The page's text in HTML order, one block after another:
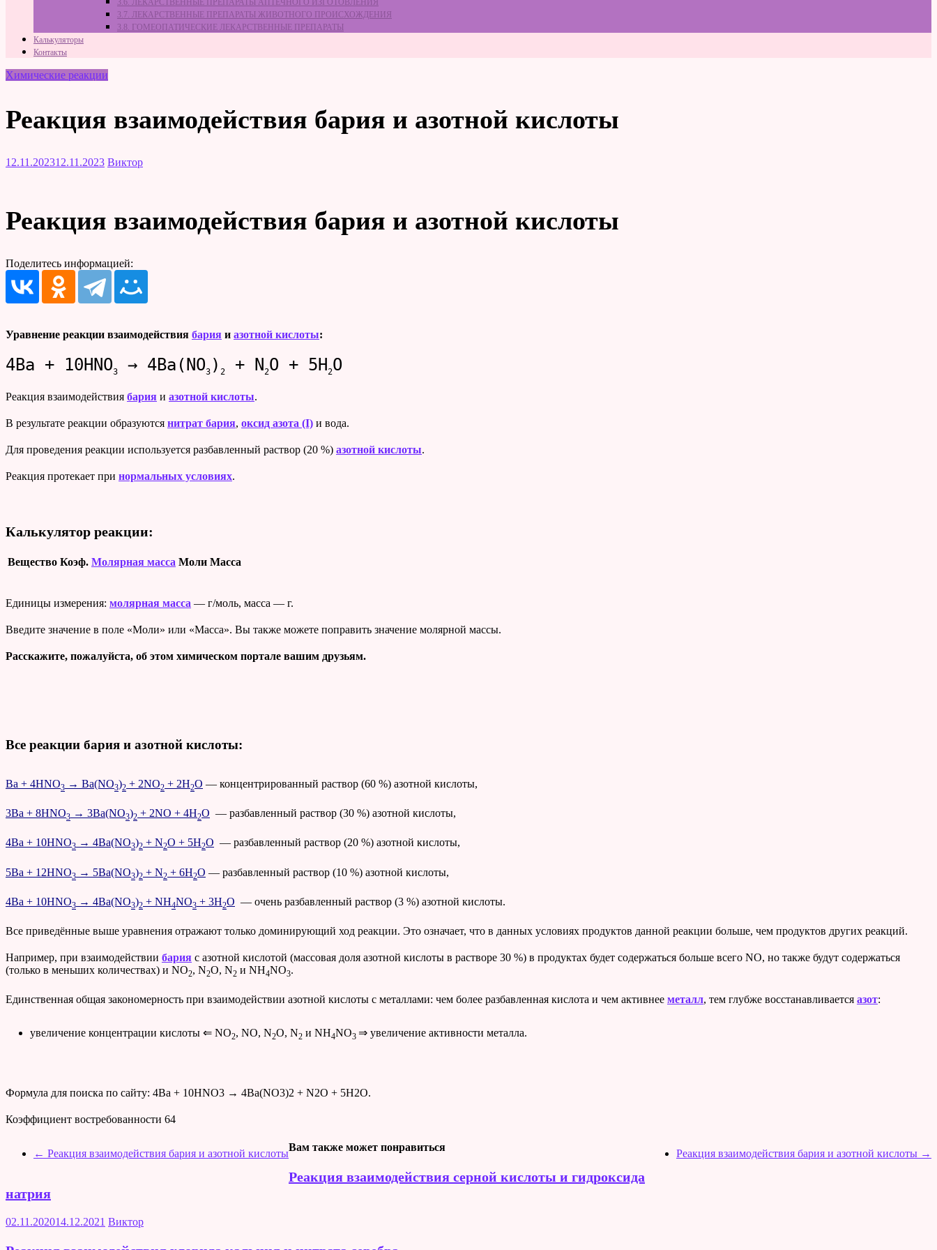
3.6. ЛЕКАРСТВЕННЫЕ ПРЕПАРАТЫ АПТЕЧНОГО ИЗГОТОВЛЕНИЯ
3.7. ЛЕКАРСТВЕННЫЕ ПРЕПАРАТЫ ЖИВОТНОГО ПРОИСХОЖДЕНИЯ
3.8. ГОМЕОПАТИЧЕСКИЕ ЛЕКАРСТВЕННЫЕ ПРЕПАРАТЫ
Калькуляторы
Контакты
Химические реакции
Реакция взаимодействия бария и азотной кислоты
12.11.202312.11.2023 Виктор
Реакция взаимодействия бария и азотной кислоты
Поделитесь информацией:
Уравнение реакции взаимодействия бария и азотной кислоты:
4Ba + 10HNO3 → 4Ba(NO3 ) 2 + N 2O + 5H 2O
Реакция взаимодействия бария и азотной кислоты.
В результате реакции образуются нитрат бария, оксид азота (I) и вода.
Для проведения реакции используется разбавленный раствор (20 %) азотной кислоты.
Реакция протекает при нормальных условиях.
Калькулятор реакции:
Вещество Коэф. Молярная масса Моли Масса
Единицы измерения: молярная масса — г/моль, масса — г.
Введите значение в поле «Моли» или «Масса». Вы также можете поправить значение молярной массы.
Расскажите, пожалуйста, об этом химическом портале вашим друзьям.
Все реакции бария и азотной кислоты:
Ba + 4HNO3 → Ba(NO3)2 + 2NO2 + 2H2O — концентрированный раствор (60 %) азотной кислоты,
3Ba + 8HNO3 → 3Ba(NO3)2 + 2NO + 4H2O — разбавленный раствор (30 %) азотной кислоты,
4Ba + 10HNO3 → 4Ba(NO3)2 + N2O + 5H2O — разбавленный раствор (20 %) азотной кислоты,
5Ba + 12HNO3 → 5Ba(NO3)2 + N2 + 6H2O — разбавленный раствор (10 %) азотной кислоты,
4Ba + 10HNO3 → 4Ba(NO3)2 + NH4NO3 + 3H2O — очень разбавленный раствор (3 %) азотной кислоты.
Все приведённые выше уравнения отражают только доминирующий ход реакции. Это означает, что в данных условиях продуктов данной реакции больше, чем продуктов других реакций.
Например, при взаимодействии бария с азотной кислотой (массовая доля азотной кислоты в растворе 30 %) в продуктах будет содержаться больше всего NO, но также будут содержаться
(только в меньших количествах) и NO2, N2O, N2 и NH4NO3.
Единственная общая закономерность при взаимодействии азотной кислоты с металлами: чем более разбавленная кислота и чем активнее металл, тем глубже восстанавливается азот:
увеличение концентрации кислоты ⇐ NO2, NO, N2O, N2 и NH4NO3 ⇒ увеличение активности металла.
Формула для поиска по сайту: 4Ba + 10HNO3 → 4Ba(NO3)2 + N2O + 5H2O.
Коэффициент востребованности 64
← Реакция взаимодействия бария и азотной кислоты Реакция взаимодействия бария и азотной кислоты →
Вам также может понравиться
Реакция взаимодействия серной кислоты и гидроксида
натрия
02.11.202014.12.2021 Виктор